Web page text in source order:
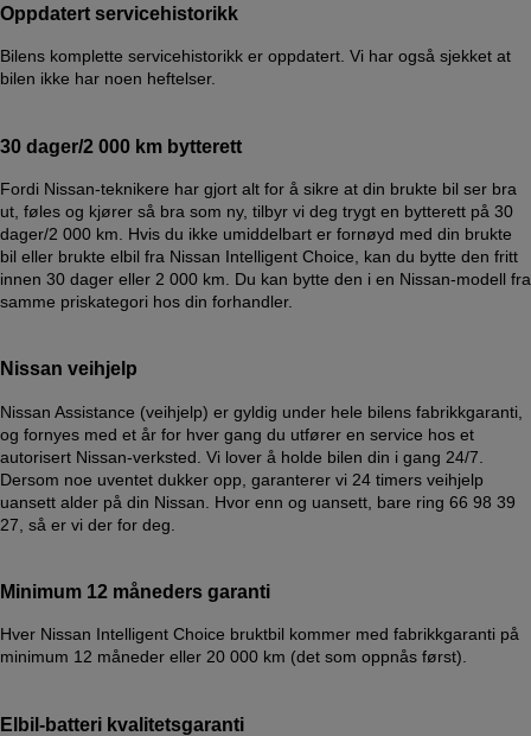
Oppdatert servicehistorikk
Bilens komplette servicehistorikk er oppdatert. Vi har også sjekket at
bilen ikke har noen heftelser.
30 dager/2 000 km bytterett
Fordi Nissan-teknikere har gjort alt for å sikre at din brukte bil ser bra
ut, føles og kjører så bra som ny, tilbyr vi deg trygt en bytterett på 30
dager/2 000 km. Hvis du ikke umiddelbart er fornøyd med din brukte
bil eller brukte elbil fra Nissan Intelligent Choice, kan du bytte den fritt
innen 30 dager eller 2 000 km. Du kan bytte den i en Nissan-modell fra
samme priskategori hos din forhandler.
Nissan veihjelp
Nissan Assistance (veihjelp) er gyldig under hele bilens fabrikkgaranti,
og fornyes med et år for hver gang du utfører en service hos et
autorisert Nissan-verksted. Vi lover å holde bilen din i gang 24/7.
Dersom noe uventet dukker opp, garanterer vi 24 timers veihjelp
uansett alder på din Nissan. Hvor enn og uansett, bare ring 66 98 39
27, så er vi der for deg.
Minimum 12 måneders garanti
Hver Nissan Intelligent Choice bruktbil kommer med fabrikkgaranti på
minimum 12 måneder eller 20 000 km (det som oppnås først).
Elbil-batteri kvalitetsgaranti